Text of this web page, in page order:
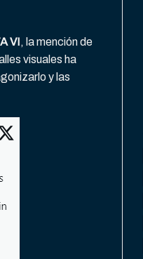
VI, la mención de
visuales ha
y las